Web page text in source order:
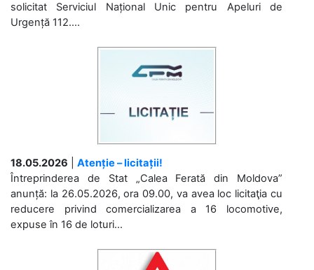
solicitat Serviciul Național Unic pentru Apeluri de
Urgență 112....
18.05.2026
Atenție – licitații!
Întreprinderea de Stat „Calea Ferată din Moldova”
anunță: la 26.05.2026, ora 09.00, va avea loc licitaţia cu
reducere privind comercializarea a 16 locomotive,
expuse în 16 de loturi...